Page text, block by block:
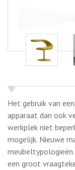
Het gebruik van
apparaat dan ook
werkplek niet
mogelijk. Nieuwe
een groot